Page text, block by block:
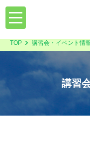
toggle
navigation
TOP 講習会・イベント情
講習